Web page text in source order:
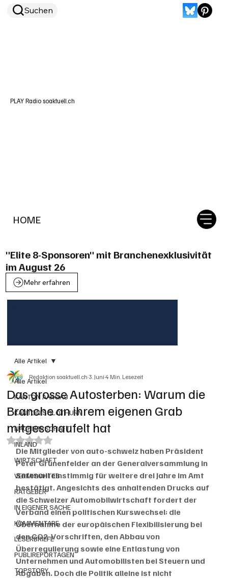
HOME
Suchen
PLAY Radio soaktuell.ch
"Elite 8-Sponsoren" mit Branchenexklusivität
im August 26
Mehr erfahren
Alle Artikel
KANTON AARGAU
KANTON SOLOTHURN
NACHBARSCHAFT
INLAND
WIRTSCHAFT
VERMISCHTES
RATGEBER
IN EIGENER SACHE
KOMMENTARE
LESERBRIEFE
PUBLIREPORTAGEN
TOPSTORY
Alle Artikel
Das grosse Autosterben: Warum die
Branche an ihrem eigenen Grab
mitgeschaufelt hat
Redaktion soaktuell.ch3. Juni4 Min. Lesezeit
Mit NaN von 5 Sternen bewertet.
Die Mitglieder von auto-schweiz haben Präsident
Peter Grünenfelder an der Generalversammlung in
Safenwil einstimmig für weitere drei Jahre im Amt
bestätigt. Angesichts des anhaltenden Drucks auf
die Schweizer Automobilwirtschaft fordert der
Verband einen politischen Kurswechsel: die
Übernahme der europäischen Flexibilisierung bei
den CO2-Vorschriften, den Abbau von
Überregulierung sowie eine Entlastung von
Unternehmen und Automobilisten bei Steuern und
Abgaben. Doch die Politik alleine ist nicht